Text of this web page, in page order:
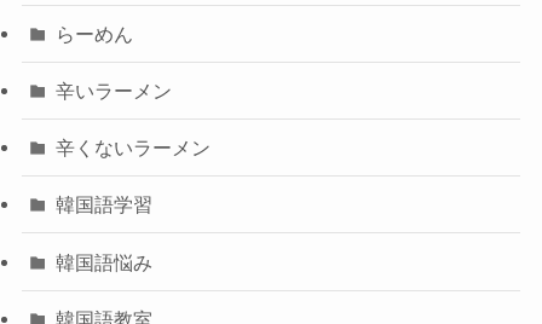
らーめん
辛いラーメン
辛くないラーメン
韓国語学習
韓国語悩み
韓国語教室